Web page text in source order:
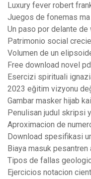
Luxury fever robert
Juegos de fonemas
Un paso por delante
Patrimonio social
Volumen de un
Free download novel
Esercizi spirituali
2023 eğitim vizyonu
Gambar masker hijab
Penulisan judul skripsi
Aproximacion de
Download spesifikasi
Biaya masuk
Tipos de fallas
Ejercicios notacion